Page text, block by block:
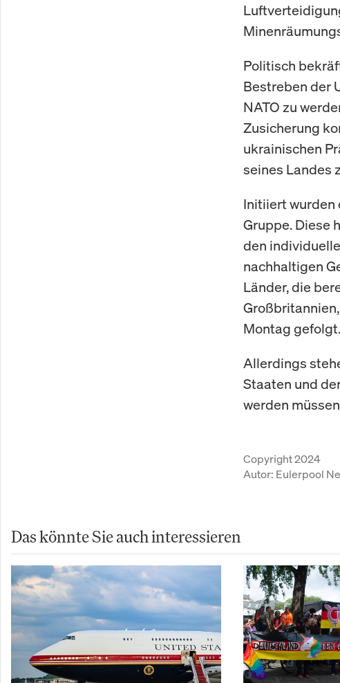
Politisch
Bestreben der
NATO zu
Zusicherung
ukrainischen
seines Landes
Initiiert wurden
Gruppe. Diese
den
nachhaltigen
Länder, die
Montag gefolgt.
Allerdings
Staaten und
werden
Copyright 2024
Autor: Eulerpool
Das könnte Sie auch interessieren